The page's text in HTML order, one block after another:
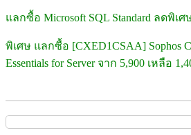
แลกซื้อ Microsoft SQL Standard ลดพิเศ
พิเศษ แลกซื้อ [CXED1CSAA] Sophos
Essentials for Server จาก 5,900 เหลือ